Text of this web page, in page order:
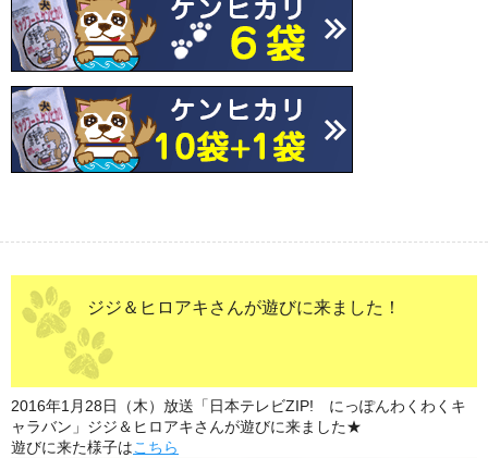
ジジ＆ヒロアキさんが遊びに来ました！
2016年1月28日（木）放送「日本テレビZIP! にっぽんわくわくキ
ャラバン」ジジ＆ヒロアキさんが遊びに来ました★
遊びに来た様子はこちら